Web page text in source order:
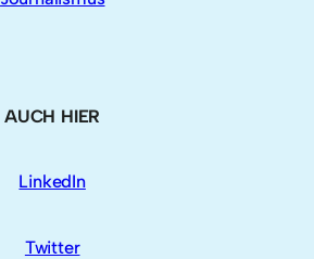
AUCH HIER
LinkedIn
Twitter